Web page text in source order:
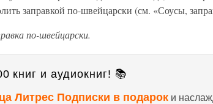
заправкой по-швейцарски (см. «Соусы,
по-швейцарски.
книг и аудиокниг! 📚
Литрес Подписки в подарок и